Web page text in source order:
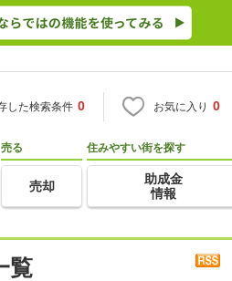
した検索条件 0 お気に入り 0
売る
売却
住みやすい街を探す
助成金
情報
覧